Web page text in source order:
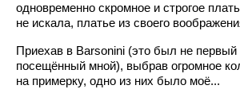
одновременно скромное и строгое
не искала, платье из своего
Приехав в Barsonini (это был не первый
посещённый мной), выбрав огромное
на примерку, одно из них было моё...